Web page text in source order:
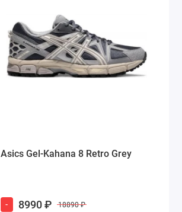
Asics Gel-Kahana 8 Retro Grey
- 8990 ₽ 18890 ₽